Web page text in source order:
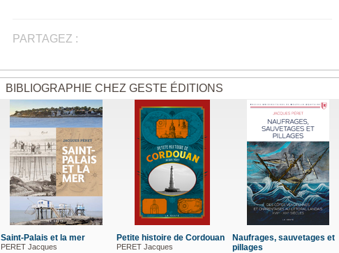
PARTAGEZ :
BIBLIOGRAPHIE CHEZ GESTE ÉDITIONS
Saint-Palais et la mer
PERET Jacques
Petite histoire de Cordouan
PERET Jacques
Naufrages, sauvetages et
pillages